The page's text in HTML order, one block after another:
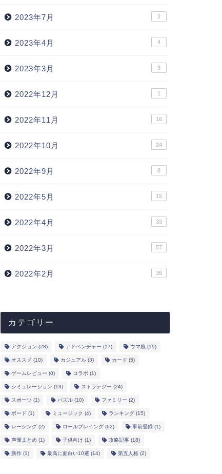
の有無。各レース場を徹底解析！
2023年7月 2
2023年4月 4
2023年3月 3
2022年12月 1
2022年11月 16
2022年10月 24
2022年9月 8
2022年5月 15
2022年4月 33
2022年3月 57
2022年2月 35
カテゴリー
アクション (28) アドベンチャー (17) ウマ娘 (19)
オススメ (10) カジュアル(3) カード (5)
ゲームレビュー (0) コラボ (1)
シミュレーション (13) ストラテジー (24)
スポーツ (1) パズル(10) ファミリー (2)
ボード (1) ミュージック (4) ランキング(15)
レーシング(2) ロールプレイング(62) 事前登録(1)
声優まとめ(1) 子供向け (1) 攻略記事(18)
新作(1) 最高に面白い10選 (14) 第五人格(2)